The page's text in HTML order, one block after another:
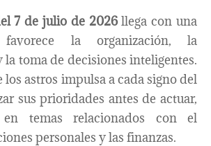
7 de julio de 2026llega con una
la organización, la
toma de decisiones inteligentes.
astros impulsa a cada signo del
sus prioridades antes de actuar,
en temas relacionados con el
personales y las finanzas.